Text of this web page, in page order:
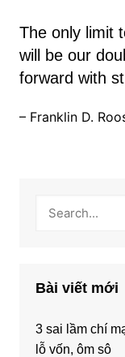
The only limit
will be our
forward with
– Franklin D.
Bài viết mới
3 sai lầm chí
lỗ vốn, ôm sô